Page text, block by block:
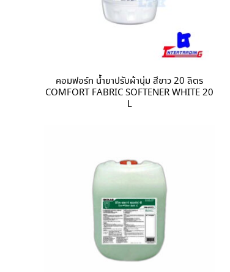
คอมฟอร์ท น้ำยาปรับผ้านุ่ม สีขาว 20 ลิตร
COMFORT FABRIC SOFTENER WHITE 20
L